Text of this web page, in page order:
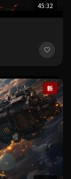
45:32
新